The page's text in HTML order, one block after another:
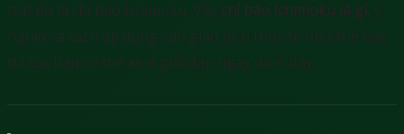
tích đó là chỉ báo Ichimoku. Vậy chỉ báo Ichimoku là gì , ý
nghĩa và cách áp dụng vào giao dịch thực tế như thế nào
thì các bạn có thể xem giải đáp ngay dưới đây.